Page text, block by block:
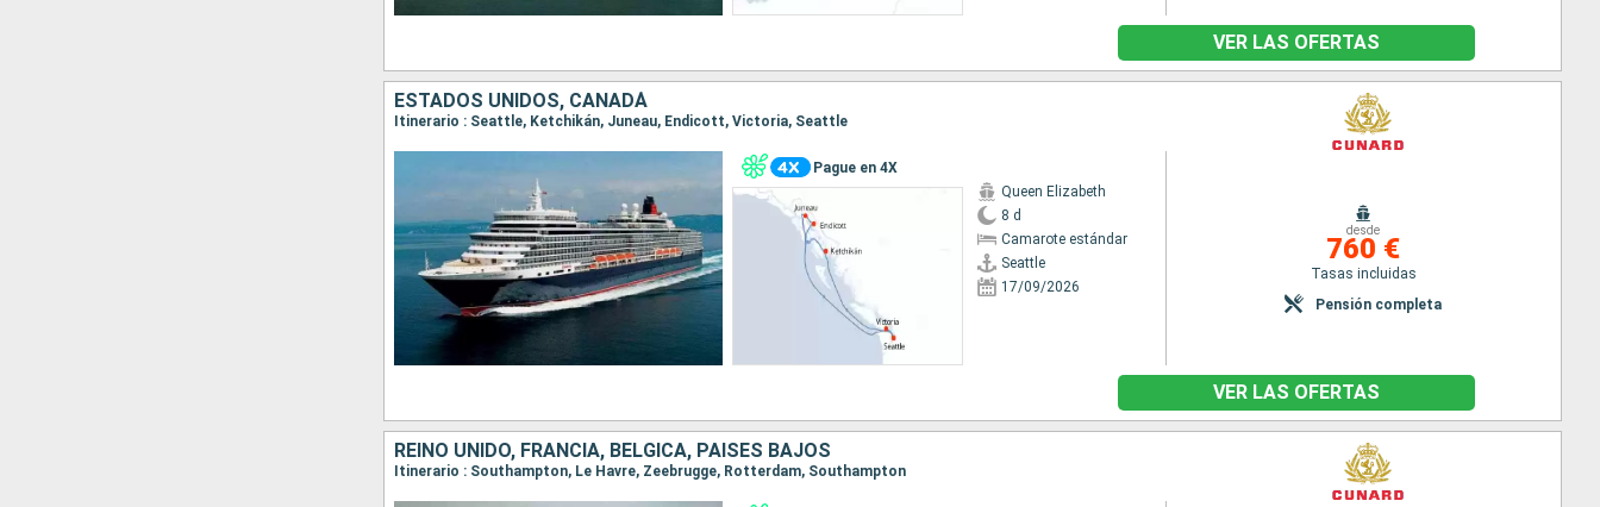
VER LAS OFERTAS
ESTADOS UNIDOS, CANADÁ
Itinerario : Seattle, Ketchikán, Juneau, Endicott, Victoria, Seattle
Pague en 4X
Queen Elizabeth
8 d
Camarote estándar
Seattle
17/09/2026
desde
760 €
Tasas incluidas
Pensión completa
VER LAS OFERTAS
REINO UNIDO, FRANCIA, BÉLGICA, PAISES BAJOS
Itinerario : Southampton, Le Havre, Zeebrugge, Rotterdam, Southampton